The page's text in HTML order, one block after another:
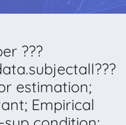
???
estimation;
Empirical